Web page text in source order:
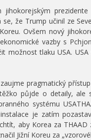
že Trump učinil ze
Ovšem nový
vazby s
možnost tlaku USA.
pragmatický
půjde o detaily,
systému
je zatím
aby Korea za
Jižní Koreu za